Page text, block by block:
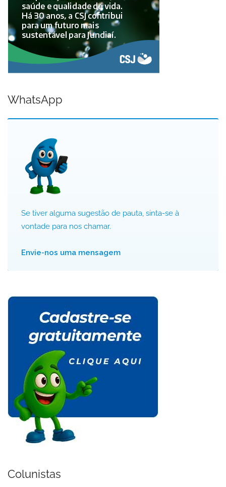
WhatsApp
Se tiver alguma sugestão de pauta, sinta-se à
vontade para nos chamar.
Envie-nos uma mensagem
Colunistas